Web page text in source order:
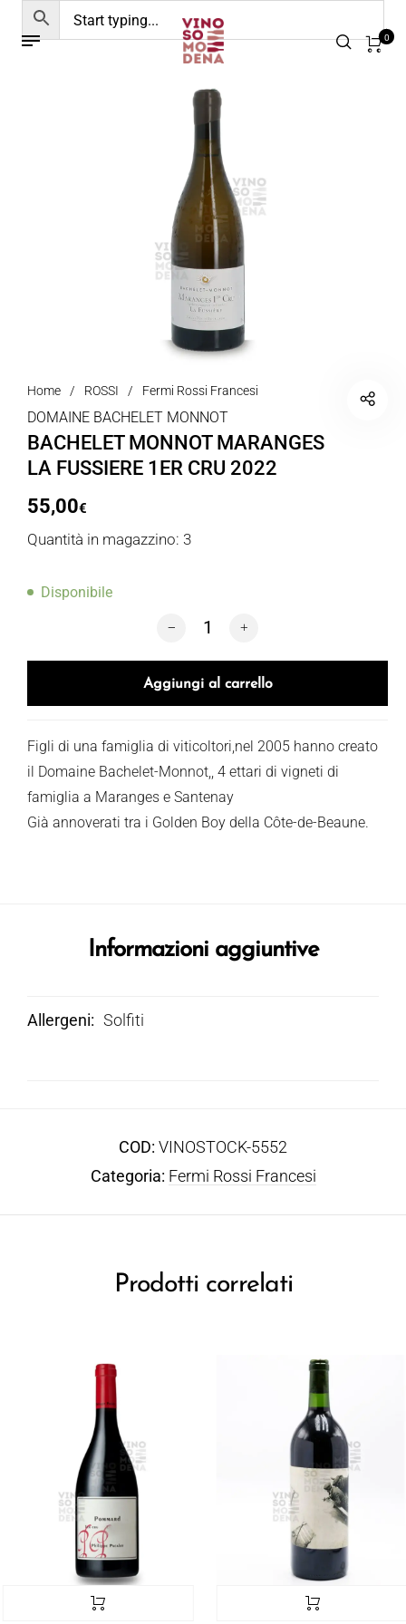
0
Home / ROSSI / Fermi Rossi Francesi
DOMAINE BACHELET MONNOT
BACHELET MONNOT MARANGES
LA FUSSIERE 1ER CRU 2022
55,00€
Quantità in magazzino: 3
Disponibile
BACHELET MONNOT MARANGES LA
Aggiungi al carrello
Figli di una famiglia di viticoltori,nel 2005 hanno creato
il Domaine Bachelet-Monnot,, 4 ettari di vigneti di
famiglia a Maranges e Santenay
Già annoverati tra i Golden Boy della Côte-de-Beaune.
Informazioni aggiuntive
Allergeni Solfiti
COD: VINOSTOCK-5552
Categoria: Fermi Rossi Francesi
Prodotti correlati